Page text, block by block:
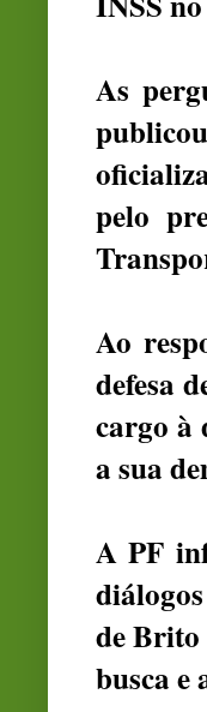
As
pelo
Ao
defesa
cargo à
a sua
A PF
de Brito
busca e